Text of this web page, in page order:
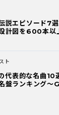
説エピソード7選
計図を600本以
ト
代表的な名曲10
盤ランキング〜